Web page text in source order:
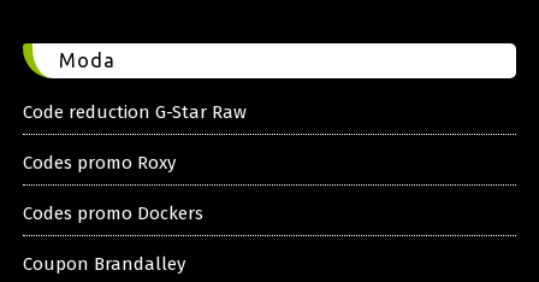
Moda
Code reduction G-Star Raw
Codes promo Roxy
Codes promo Dockers
Coupon Brandalley